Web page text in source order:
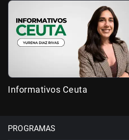
Informativos Ceuta
PROGRAMAS